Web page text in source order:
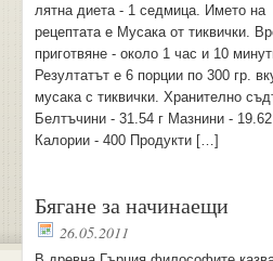
лятна диета - 1 седмица. Името на
рецептата е Мусака от тиквички.
приготвяне - около 1 час и 10
Резултатът е 6 порции по 300 гр.
мусака с тиквички. Хранително
Белтъчини - 31.54 г Мазнини -
Калории - 400 Продукти […]
Бягане за начинаещи
26.05.2011